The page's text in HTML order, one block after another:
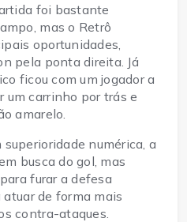
foi bastante
mas o Retrô
oportunidades,
pela ponta direita. Já
ficou com um jogador a
um carrinho por trás e
amarelo.
numérica, a
busca do gol, mas
furar a defesa
atuar de forma mais
contra-ataques.